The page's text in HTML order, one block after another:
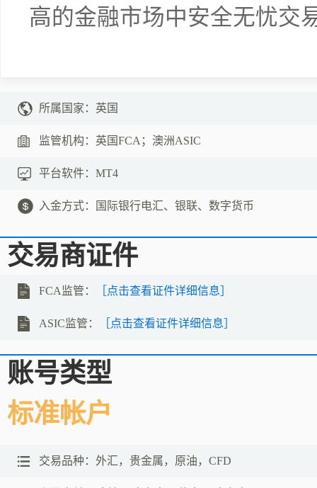
高的金融市场中安全无忧交
所属国家： 英国
监管机构： 英国FCA；澳洲ASIC
平台软件： MT4
入金方式： 国际银行电汇、银联、数字货币
交易商证件
FCA监管： ［点击查看证件详细信息］
ASIC监管： ［点击查看证件详细信息］
账号类型
标准帐户
交易品种： 外汇，贵金属，原油，CFD